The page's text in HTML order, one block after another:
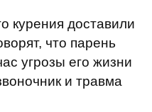
курения доставили
что парень
угрозы его жизни
и травма